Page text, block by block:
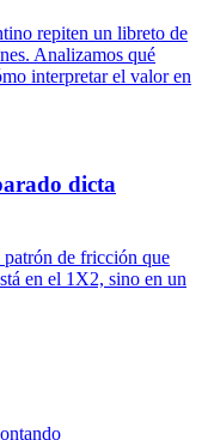
repiten un libreto de
Analizamos qué
interpretar el valor en
dicta
de fricción que
en el 1X2, sino en un